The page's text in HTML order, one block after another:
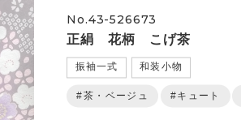
No.43-526673
正絹 花柄 こげ茶
振袖一式 和装小物
#茶・ベージュ #キュート